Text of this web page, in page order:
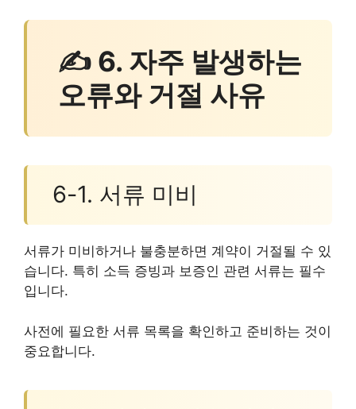
✍ 6. 자주 발생하는
오류와 거절 사유
6-1. 서류 미비
서류가 미비하거나 불충분하면 계약이 거절될 수 있
습니다. 특히 소득 증빙과 보증인 관련 서류는 필수
입니다.
사전에 필요한 서류 목록을 확인하고 준비하는 것이
중요합니다.